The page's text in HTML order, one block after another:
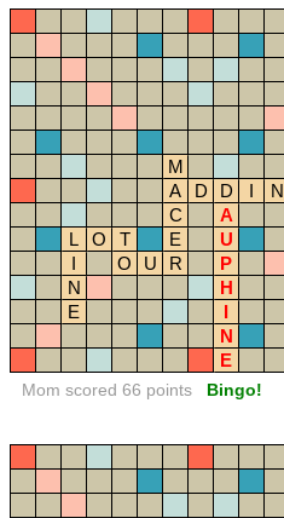
M
A
D D I N
C
A
L
O T E
U
I
O U R
P
N
H
E
I
N
E
Mom scored 66 points Bingo!